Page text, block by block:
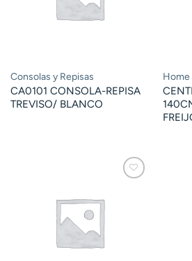
Consolas y Repisas
CA0101 CONSOLA-REPISA
TREVISO/ BLANCO